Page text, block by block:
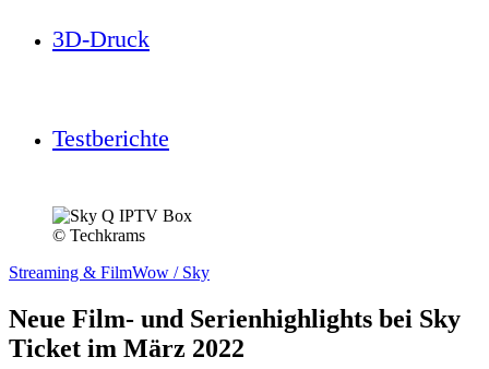
3D-Druck
Testberichte
© Techkrams
Streaming & FilmWow / Sky
Neue Film- und Serienhighlights bei Sky
Ticket im März 2022